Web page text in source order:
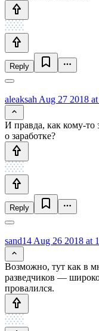
Reply
aleaksah Aug 27 2018
И правда, как кому-то
о заработке?
Reply
sand14 Aug 26 2018 at
Возможно, тут как в
разведчиков —
провалился.